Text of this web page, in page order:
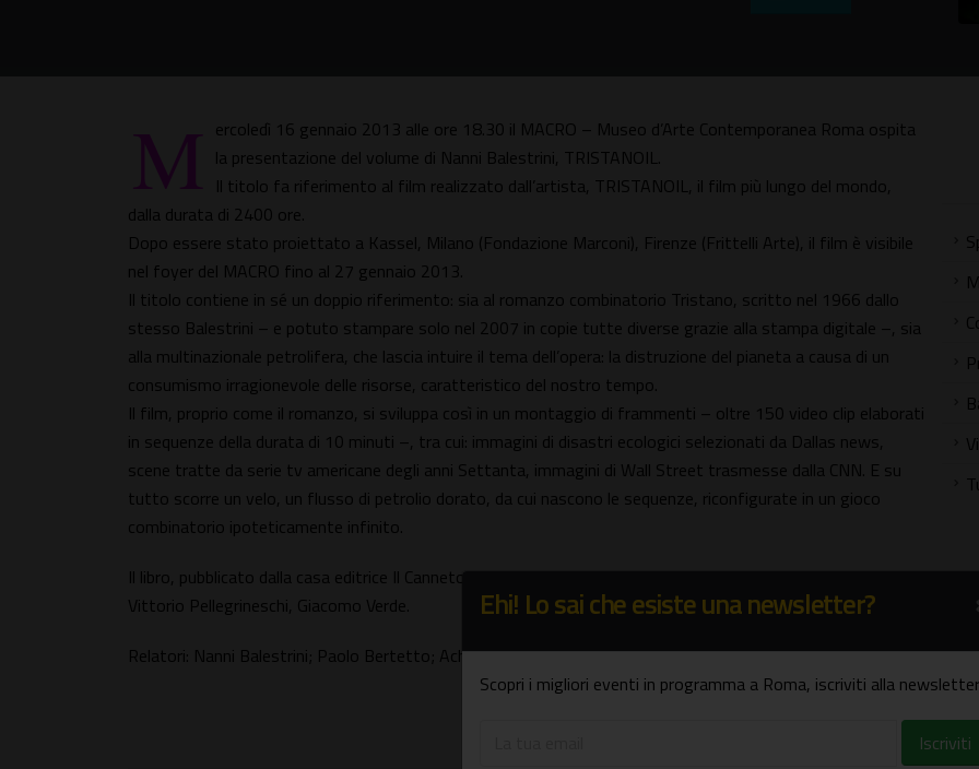
M ercoledì 16 gennaio 2013 alle ore 18.30 il MACRO – Museo d’Arte Contemporanea Roma ospita
la presentazione del volume di Nanni Balestrini, TRISTANOIL.
Il titolo fa riferimento al film realizzato dall’artista, TRISTANOIL, il film più lungo del mondo,
dalla durata di 2400 ore.
Dopo essere stato proiettato a Kassel, Milano (Fondazione Marconi), Firenze (Frittelli Arte), il film è visibile
nel foyer del MACRO fino al 27 gennaio 2013.
Il titolo contiene in sé un doppio riferimento: sia al romanzo combinatorio Tristano, scritto nel 1966 dallo
stesso Balestrini – e potuto stampare solo nel 2007 in copie tutte diverse grazie alla stampa digitale –, sia
alla multinazionale petrolifera, che lascia intuire il tema dell’opera: la distruzione del pianeta a causa di un
consumismo irragionevole delle risorse, caratteristico del nostro tempo.
Il film, proprio come il romanzo, si sviluppa così in un montaggio di frammenti – oltre 150 video clip elaborati
in sequenze della durata di 10 minuti –, tra cui: immagini di disastri ecologici selezionati da Dallas news,
scene tratte da serie tv americane degli anni Settanta, immagini di Wall Street trasmesse dalla CNN. E su
tutto scorre un velo, un flusso di petrolio dorato, da cui nascono le sequenze, riconfigurate in un gioco
combinatorio ipoteticamente infinito.
Il libro, pubblicato dalla casa editrice Il Canneto Editore, raccoglie i testi di Paolo Bertetto, Manuela Gandini,
Vittorio Pellegrineschi, Giacomo Verde.
Relatori: Nanni Balestrini; Paolo Bertetto; Achille Bonito Oliva; Manuela Gandini
Ehi! Lo sai che esiste una newsletter?
Scopri i migliori eventi in programma a Roma, iscriviti alla